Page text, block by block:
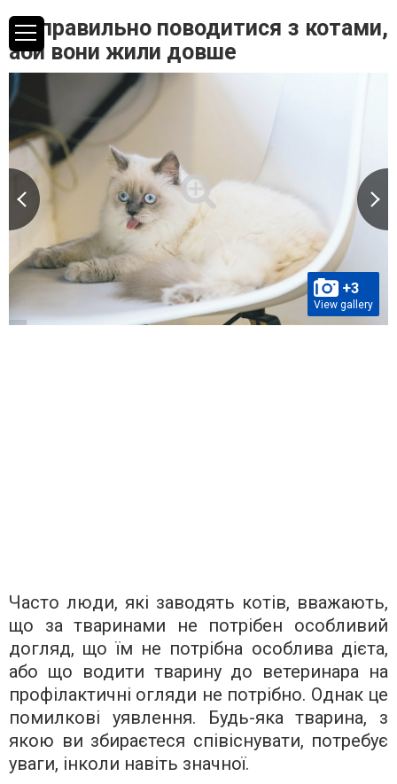
Як правильно поводитися з котами,
аби вони жили довше
+3
View gallery
Часто люди, які заводять котів, вважають,
що за тваринами не потрібен особливий
догляд, що їм не потрібна особлива дієта,
або що водити тварину до ветеринара на
профілактичні огляди не потрібно. Однак це
помилкові уявлення. Будь-яка тварина, з
якою ви збираєтеся співіснувати, потребує
уваги, інколи навіть значної.